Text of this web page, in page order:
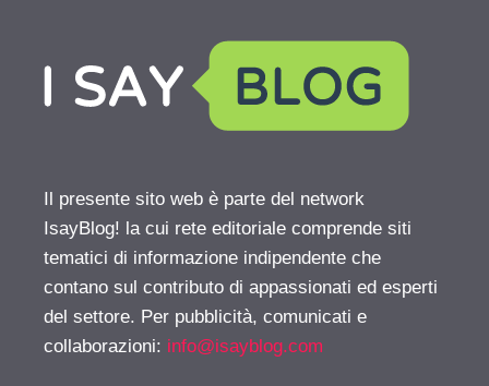
Il presente sito web è parte del network
IsayBlog! la cui rete editoriale comprende siti
tematici di informazione indipendente che
contano sul contributo di appassionati ed esperti
del settore. Per pubblicità, comunicati e
collaborazioni: info@isayblog.com